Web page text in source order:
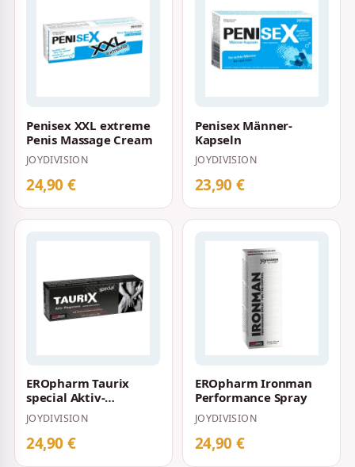
Penisex XXL extreme
Penis Massage Cream
JOYDIVISION
24,90 €
Penisex Männer-
Kapseln
JOYDIVISION
23,90 €
EROpharm Taurix
special Aktiv-
Pflegecreme
JOYDIVISION
24,90 €
EROpharm Ironman
Performance Spray
JOYDIVISION
24,90 €